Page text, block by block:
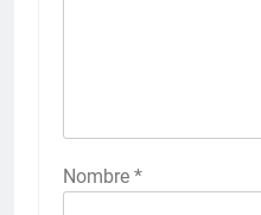
Nombre *